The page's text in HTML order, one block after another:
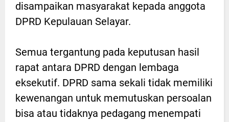
disampaikan masyarakat kepada anggota
DPRD Kepulauan Selayar.
Semua tergantung pada keputusan hasil
rapat antara DPRD dengan lembaga
eksekutif. DPRD sama sekali tidak memiliki
kewenangan untuk memutuskan persoalan
bisa atau tidaknya pedagang menempati